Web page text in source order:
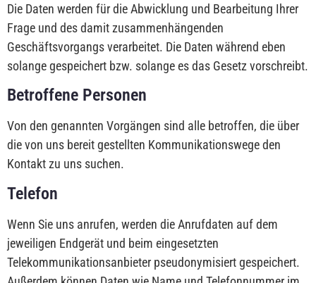
Die Daten werden für die Abwicklung und Bearbeitung Ihrer
Frage und des damit zusammenhängenden
Geschäftsvorgangs verarbeitet. Die Daten während eben
solange gespeichert bzw. solange es das Gesetz vorschreibt.
Betroffene Personen
Von den genannten Vorgängen sind alle betroffen, die über
die von uns bereit gestellten Kommunikationswege den
Kontakt zu uns suchen.
Telefon
Wenn Sie uns anrufen, werden die Anrufdaten auf dem
jeweiligen Endgerät und beim eingesetzten
Telekommunikationsanbieter pseudonymisiert gespeichert.